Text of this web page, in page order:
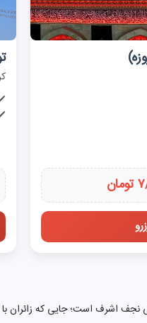
تور ۳
نجف اشرف است؛ جایی که